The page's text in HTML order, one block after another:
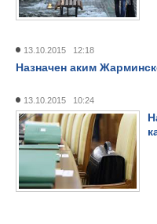
13.10.2015 12:18
Назначен аким
13.10.2015 10:24